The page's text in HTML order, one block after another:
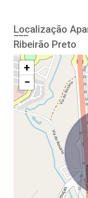
Localização
Ribeirão Preto
+
−